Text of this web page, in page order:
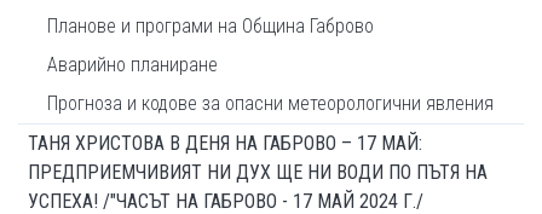
Планове и програми на Община Габрово
Аварийно планиране
Прогноза и кодове за опасни метеорологични явления
ТАНЯ ХРИСТОВА В ДЕНЯ НА ГАБРОВО – 17 МАЙ:
ПРЕДПРИЕМЧИВИЯТ НИ ДУХ ЩЕ НИ ВОДИ ПО ПЪТЯ НА
УСПЕХА! /"ЧАСЪТ НА ГАБРОВО - 17 МАЙ 2024 Г./